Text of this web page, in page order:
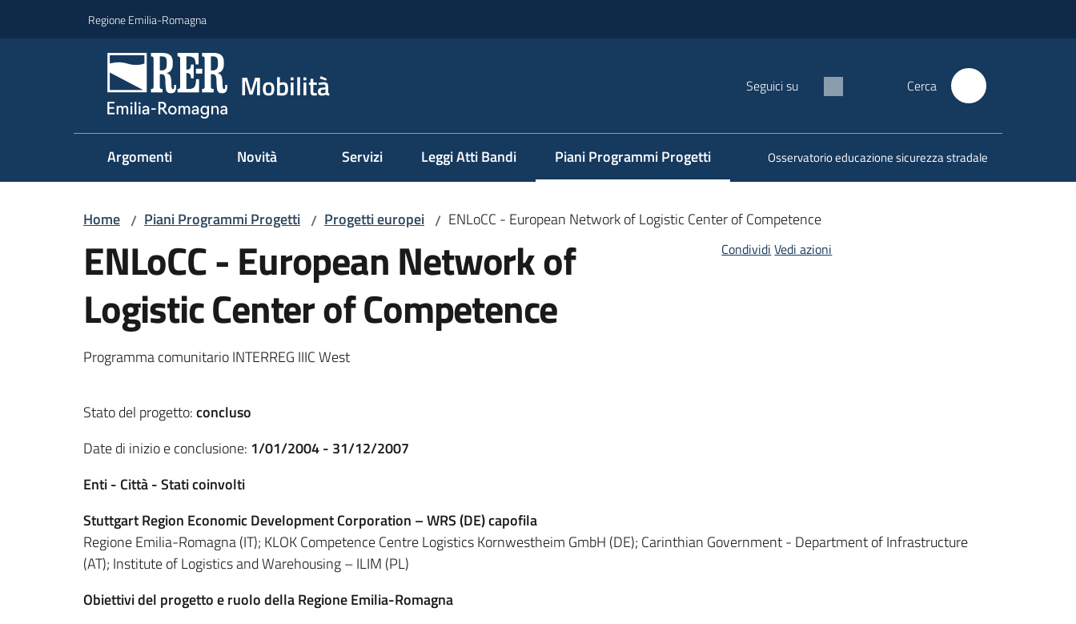
Regione Emilia-Romagna
Mobilità Seguici su Cerca
Argomenti Novità Servizi Leggi Atti Bandi Piani Programmi Progetti
Menu selezionato Osservatorio educazione sicurezza stradale
Home / Piani Programmi Progetti / Progetti europei / ENLoCC - European Network of Logistic Center of Competence
ENLoCC - European Network of
Logistic Center of Competence
Programma comunitario INTERREG IIIC West
Condividi Vedi azioni
Stato del progetto:concluso
Date di inizio e conclusione: 1/01/2004 - 31/12/2007
Enti - Città - Stati coinvolti
Stuttgart Region Economic Development Corporation – WRS (DE) capofila
Regione Emilia-Romagna (IT); KLOK Competence Centre Logistics Kornwestheim GmbH (DE); Carinthian Government - Department of Infrastructure
(AT); Institute of Logistics and Warehousing – ILIM (PL)
Obiettivi del progetto e ruolo della Regione Emilia-Romagna